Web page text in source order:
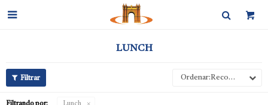

LUNCH
Recomendados